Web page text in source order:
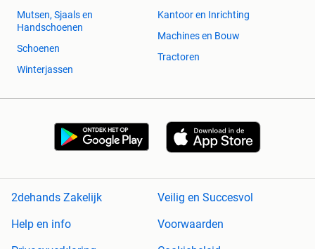
Mutsen, Sjaals en
Handschoenen
Schoenen
Winterjassen
Kantoor en Inrichting
Machines en Bouw
Tractoren
2dehands Zakelijk
Veilig en Succesvol
Help en info
Voorwaarden